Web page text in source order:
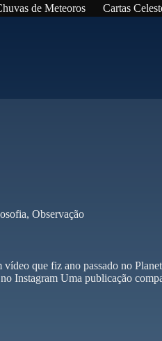
de Meteoros Cartas
, Observação
que fiz ano passado no
Instagram Uma publicação